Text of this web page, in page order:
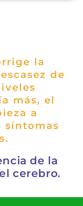
la
de
más, el
a
síntomas
de la
cerebro.